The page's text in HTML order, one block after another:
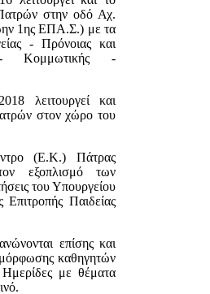
στην οδό Αχ.
1ης ΕΠΑ.Σ.) με τα
- Πρόνοιας και
- Κομμωτικής -
λειτουργεί και
στον χώρο του
(Ε.Κ.) Πάτρας
εξοπλισμό των
του Υπουργείου
Επιτροπής Παιδείας
επίσης και
καθηγητών
Ημερίδες με θέματα